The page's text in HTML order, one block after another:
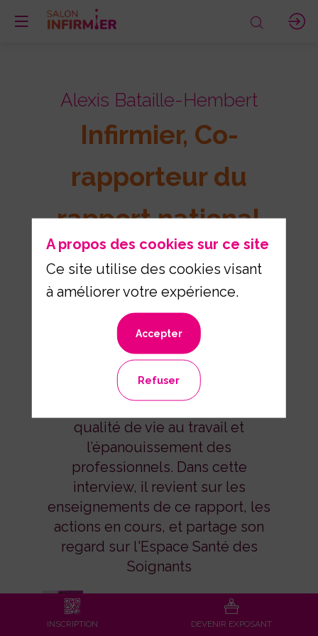
Alexis Bataille-Hembert
Infirmier, Co-
rapporteur du
rapport national
sur la santé des
soignants
Co-rapporteur du rapport national
sur la santé des soignants, Alexis
Bataille-Hembert poursuit son
qualité de vie au travail et
l’épanouissement des
professionnels. Dans cette
interview, il revient sur les
enseignements de ce rapport, les
actions en cours, et partage son
regard sur l'Espace Santé des
Soignants
dunkerquois et
calaisien.
INSCRIPTION DEVENIR EXPOSANT
A propos des cookies sur ce site
Ce site utilise des cookies visant
à améliorer votre expérience.
Accepter
Refuser